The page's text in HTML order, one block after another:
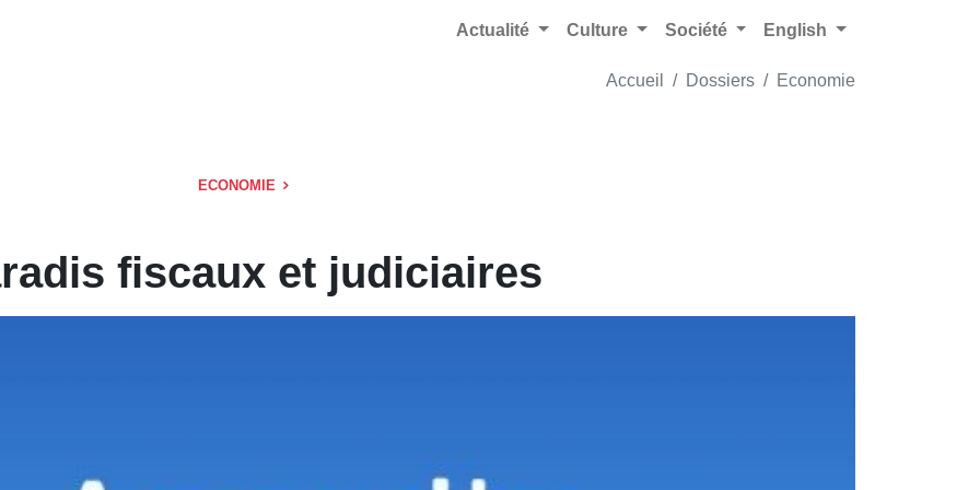
Actualité Culture Société English
Accueil Dossiers Economie
ECONOMIE
fiscaux et judiciaires